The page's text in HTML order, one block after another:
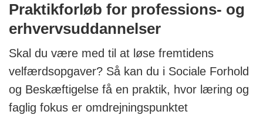
Praktikforløb for professions- og
erhvervsuddannelser
Skal du være med til at løse fremtidens
velfærdsopgaver? Så kan du i Sociale Forhold
og Beskæftigelse få en praktik, hvor læring og
faglig fokus er omdrejningspunktet